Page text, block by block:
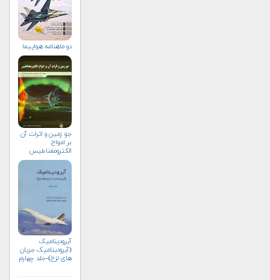
دو ماهنامه هواپيما
جو زمين و اثرات آن
بر امواج
الكترومغناطيس
آیرودینامیک
(آیرودینامیک جریان
های لزج)-جلد چهارم